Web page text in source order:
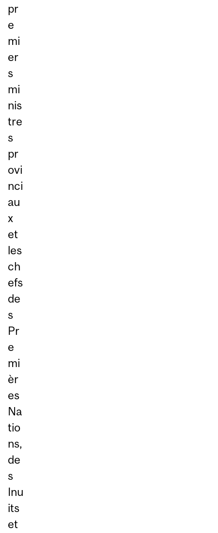
pr
e
mi
er
s
mi
nis
tre
s
pr
ovi
nci
au
x
et
les
ch
efs
de
s
Pr
e
mi
èr
es
Na
tio
ns,
de
s
Inu
its
et